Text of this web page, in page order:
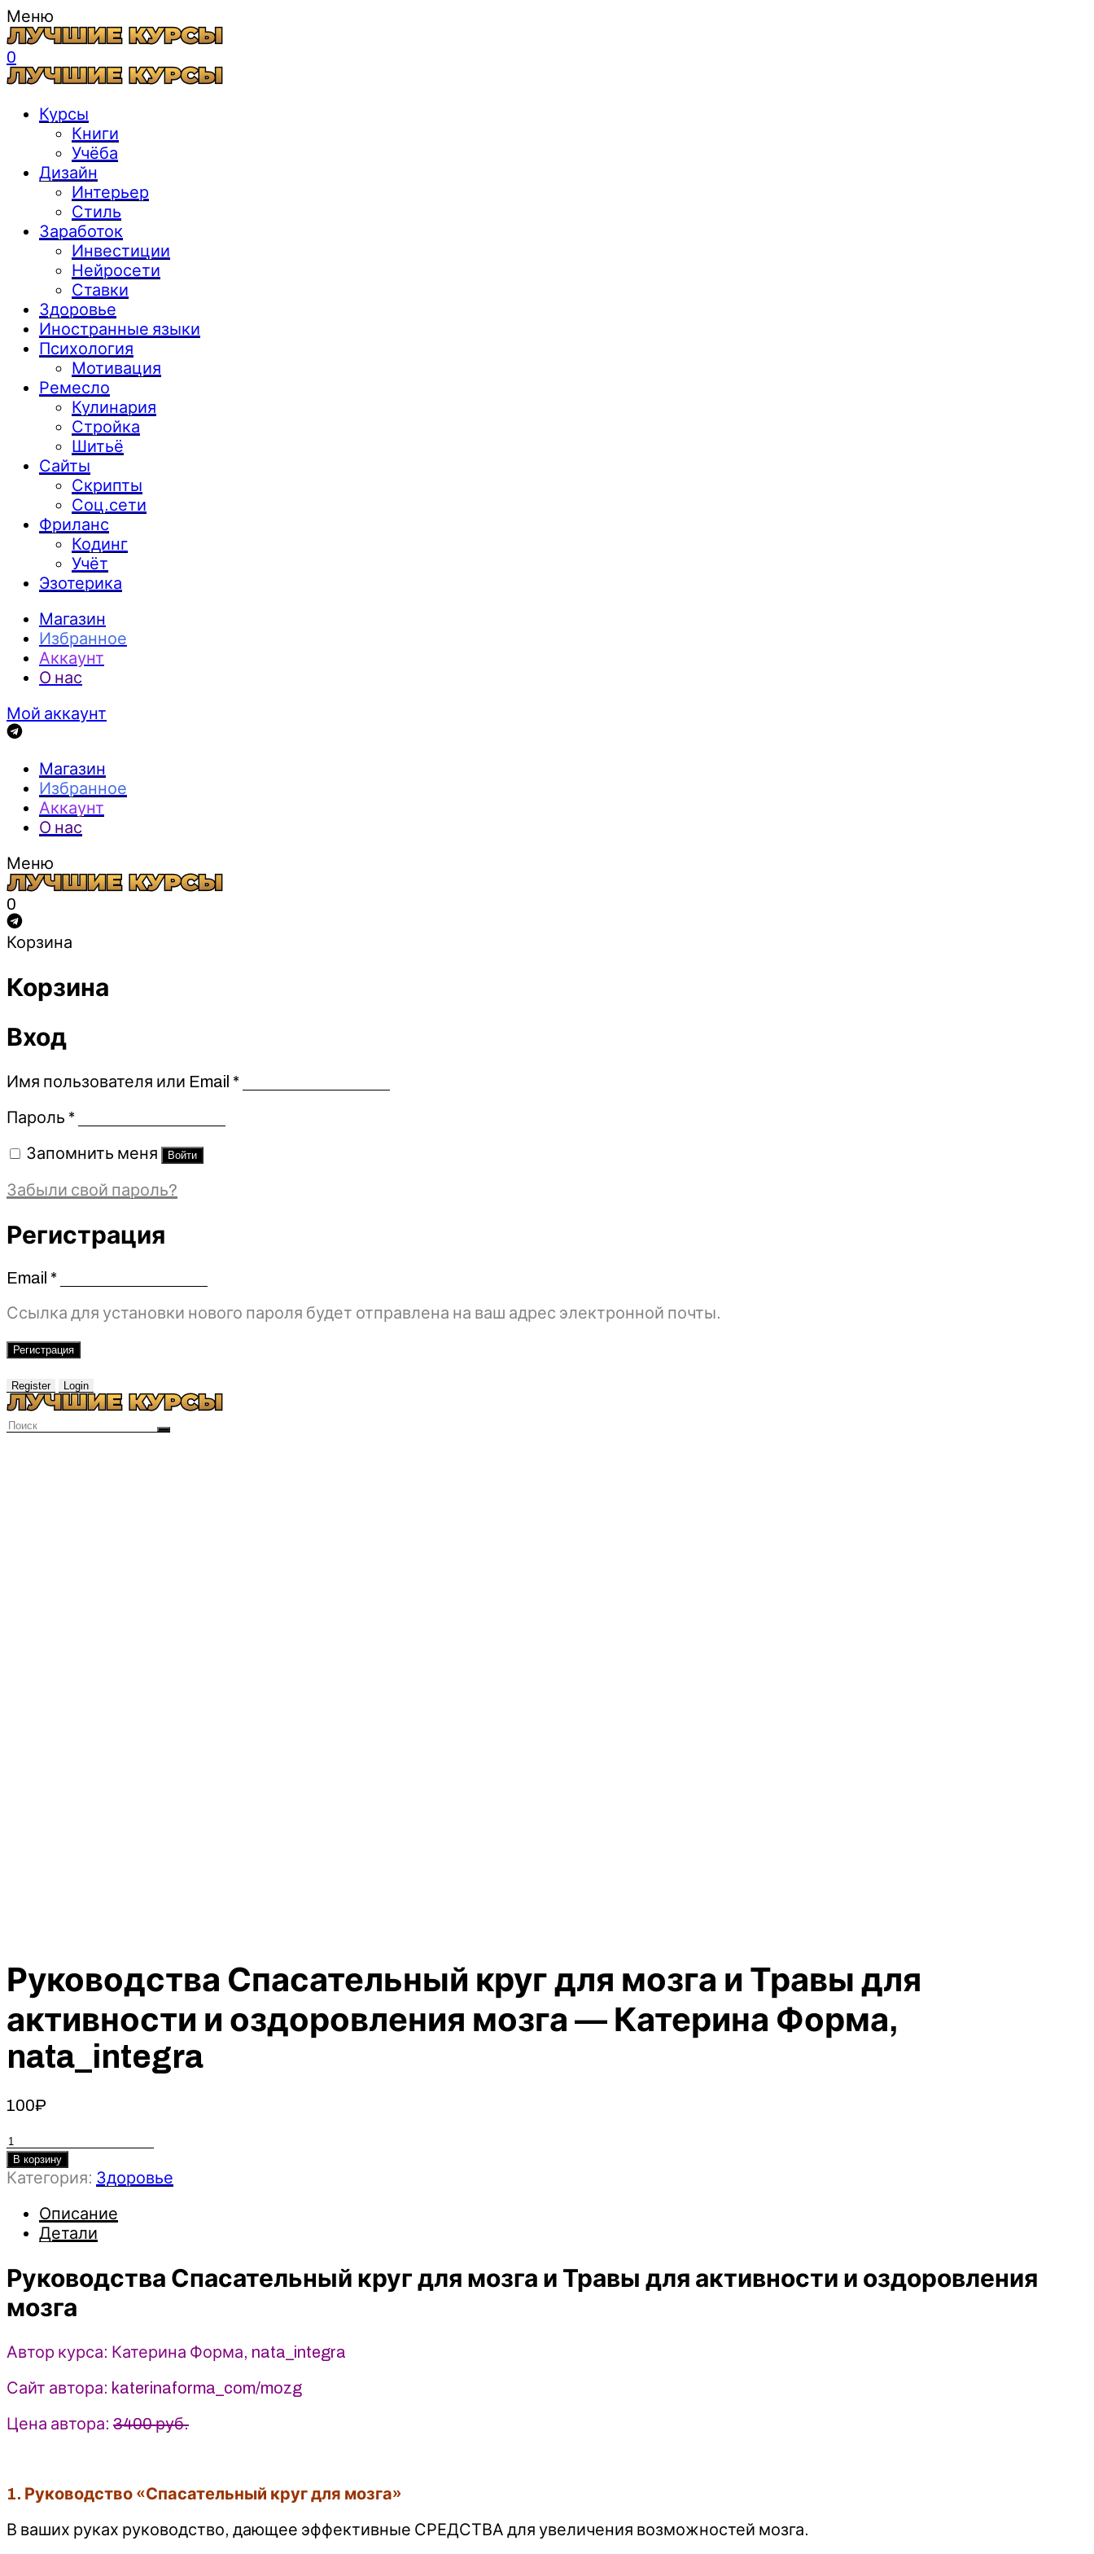
Меню
0
Курсы
Книги
Учёба
Дизайн
Интерьер
Стиль
Заработок
Инвестиции
Нейросети
Ставки
Здоровье
Иностранные языки
Психология
Мотивация
Ремесло
Кулинария
Стройка
Шитьё
Сайты
Скрипты
Соц.сети
Фриланс
Кодинг
Учёт
Эзотерика
Магазин
Избранное
Аккаунт
О нас
Мой аккаунт
Магазин
Избранное
Аккаунт
О нас
Меню
0
Корзина
Корзина
Вход
Имя пользователя или Email *Обязательно
Пароль *Обязательно
Запомнить меня Войти
Забыли свой пароль?
Регистрация
Email *Обязательно
Ссылка для установки нового пароля будет отправлена ​​на ваш адрес электронной почты.
Регистрация
Register Login
Руководства Спасательный круг для мозга и Травы для
активности и оздоровления мозга — Катерина Форма,
nata_integra
100₽
Количество
товара
Руководства
круг
для
и
Травы
для
и
мозга
Катерина
В корзину
Категория: Здоровье
Описание
Детали
Руководства Спасательный круг для мозга и Травы для активности и оздоровления
мозга
Автор курса: Катерина Форма, nata_integra
Сайт автора: katerinaforma_com/mozg
Цена автора: 3400 руб.
1. Руководство «Спасательный круг для мозга»
В ваших руках руководство, дающее эффективные СРЕДСТВА для увеличения возможностей мозга.